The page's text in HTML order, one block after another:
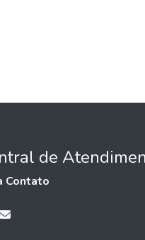
de
Contato